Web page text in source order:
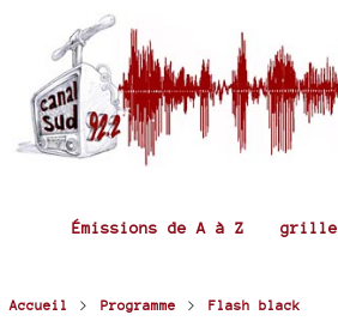
Émissions de A à Z grille
Accueil > Programme > Flash black